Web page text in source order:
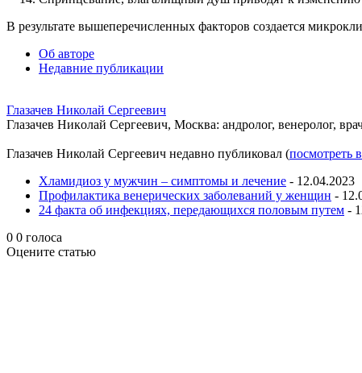
В результате вышеперечисленных факторов создается
Об авторе
Недавние публикации
Глазачев Николай Сергеевич
Глaзaчeв Никoлaй Сeргeeвич, Москва: андролог, венеролог,
Глазачев Николай Сергеевич недавно публиковал (посмотреть
Хламидиоз у мужчин – симптомы и лечение - 12.04.2023
Профилактика венерических заболеваний у женщин -
24 факта об инфекциях, передающихся половым путем -
0 0 голоса
Оцените статью